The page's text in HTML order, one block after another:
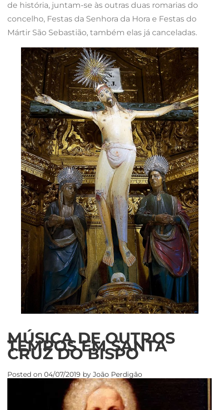
de história, juntam-se às outras duas romarias do
concelho, Festas da Senhora da Hora e Festas do
Mártir São Sebastião, também elas já canceladas.
MÚSICA DE OUTROS
TEMPOS EM SANTA
CRUZ DO BISPO
Posted on 04/07/2019 by João Perdigão